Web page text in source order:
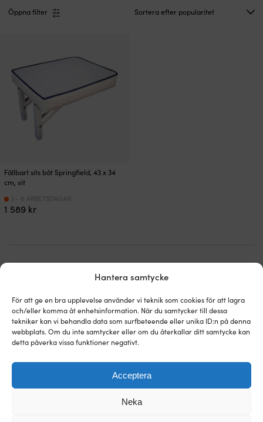
Hantera samtycke
För att ge en bra upplevelse använder vi teknik som cookies för att lagra
och/eller komma åt enhetsinformation. När du samtycker till dessa
tekniker kan vi behandla data som surfbeteende eller unika ID:n på denna
webbplats. Om du inte samtycker eller om du återkallar ditt samtycke kan
detta påverka vissa funktioner negativt.
Acceptera
Neka
Öppna filter
Fällbart sits båt Springfield, 43 x 34
cm, vit
1 589 kr
3 - 6 ARBETSDAGAR
Världens enklaste prisgaranti!
Köp nu, prisjämför sen.Vår prisgaranti är superenkel: vi
matchar alla butiker i hela världen. Du kan i lugn och ro
köpa prylarna nu – hittar du den billigare hos en annan
butik inom 14 dagar så matchar vi priset i efterhand. Inga
konstiga villkor.